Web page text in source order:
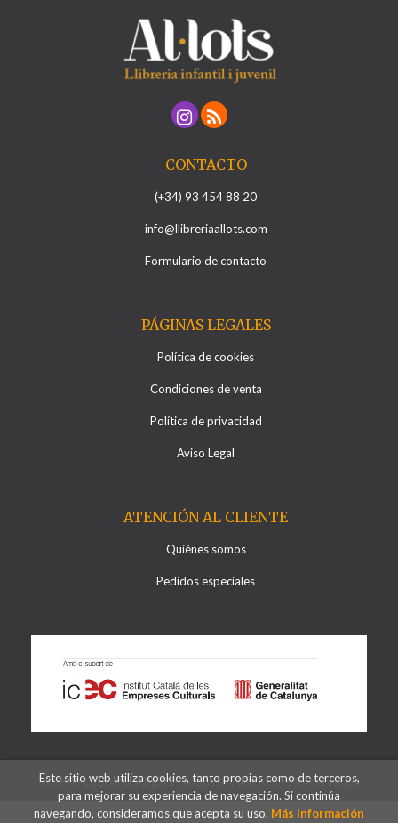
CONTACTO
(+34) 93 454 88 20
info@llibreriaallots.com
Formulario de contacto
PÁGINAS LEGALES
Política de cookies
Condiciones de venta
Política de privacidad
Aviso Legal
ATENCIÓN AL CLIENTE
Quiénes somos
Pedidos especiales
2026 ©Llibreria Al·lots. Todos los Derechos Reservados
Este sitio web utiliza cookies, tanto propias como de terceros,
para mejorar su experiencia de navegación. Si continúa
navegando, consideramos que acepta su uso. Más información